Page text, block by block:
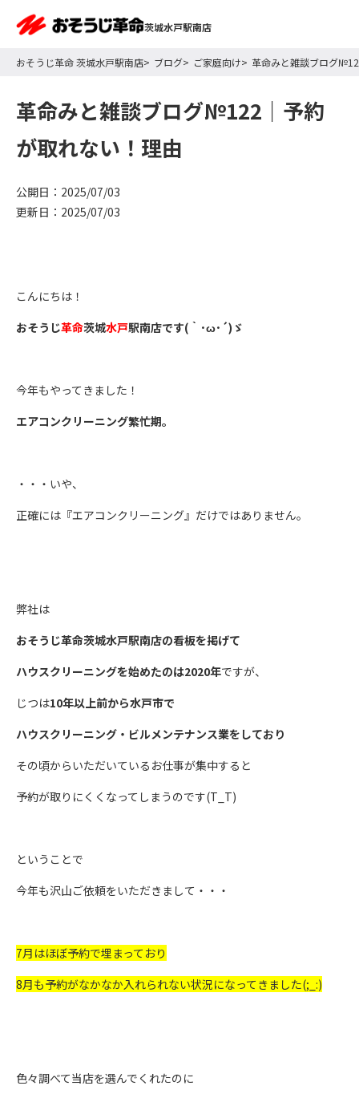
茨城水戸駅南店
おそうじ革命 茨城水戸駅南店 ブログ ご家庭向け 革命みと雑談ブログ
革命みと雑談ブログ№122｜予約
が取れない！理由
公開日：2025/07/03
更新日：2025/07/03
こんにちは！
おそうじ革命茨城水戸駅南店です(｀･ω･´)ゞ
今年もやってきました！
エアコンクリーニング繁忙期。
・・・いや、
正確には『エアコンクリーニング』だけではありません。
弊社は
おそうじ革命茨城水戸駅南店の看板を掲げて
ハウスクリーニングを始めたのは2020年ですが、
じつは10年以上前から水戸市で
ハウスクリーニング・ビルメンテナンス業をしており
その頃からいただいているお仕事が集中すると
予約が取りにくくなってしまうのです(T_T)
ということで
今年も沢山ご依頼をいただきまして・・・
7月はほぼ予約で埋まっており
8月も予約がなかなか入れられない状況になってきました(;_:)
色々調べて当店を選んでくれたのに